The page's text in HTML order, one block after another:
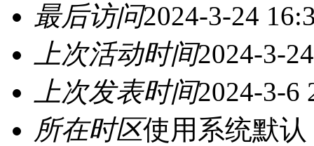
最后访问2024-3-24
上次活动时间2024-3-
上次发表时间2024-3-6
所在时区使用系统默认